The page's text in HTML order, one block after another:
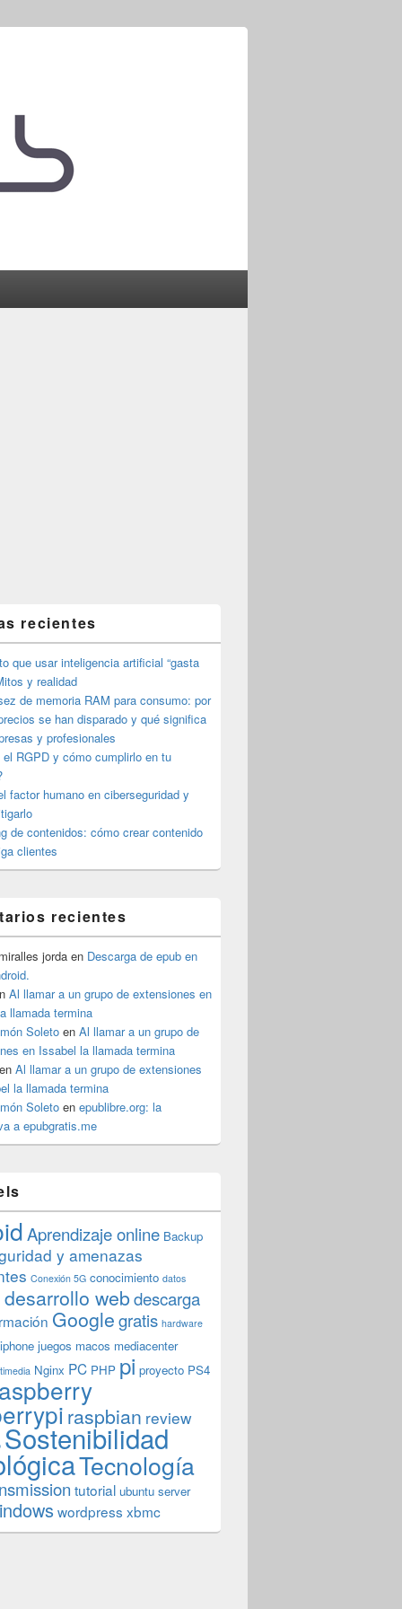
recientes
que usar inteligencia artificial “gasta
y realidad
de memoria RAM para consumo: por
se han disparado y qué significa
y profesionales
el RGPD y cómo cumplirlo en tu
factor humano en ciberseguridad y
de contenidos: cómo crear contenido
clientes
recientes
jorda en Descarga de epub en
Al llamar a un grupo de extensiones en
llamada termina
Soleto en Al llamar a un grupo de
en Issabel la llamada termina
Al llamar a un grupo de extensiones
la llamada termina
Soleto en epublibre.org: la
a epubgratis.me
Aprendizaje online Backup
y amenazas
Conexión 5G conocimiento datos
desarrollo webdescarga
Googlegratis hardware
iphone juegos macos mediacenter
Nginx PC PHP pi proyecto PS4
raspbian review
Sostenibilidad
Tecnología
tutorial ubuntu server
wordpress xbmc